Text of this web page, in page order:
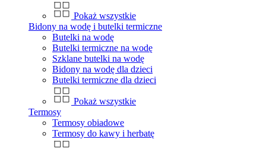
Pokaż wszystkie
Bidony na wodę i butelki termiczne
Butelki na wodę
Butelki termiczne na wodę
Szklane butelki na wodę
Bidony na wodę dla dzieci
Butelki termiczne dla dzieci
Pokaż wszystkie
Termosy
Termosy obiadowe
Termosy do kawy i herbatę